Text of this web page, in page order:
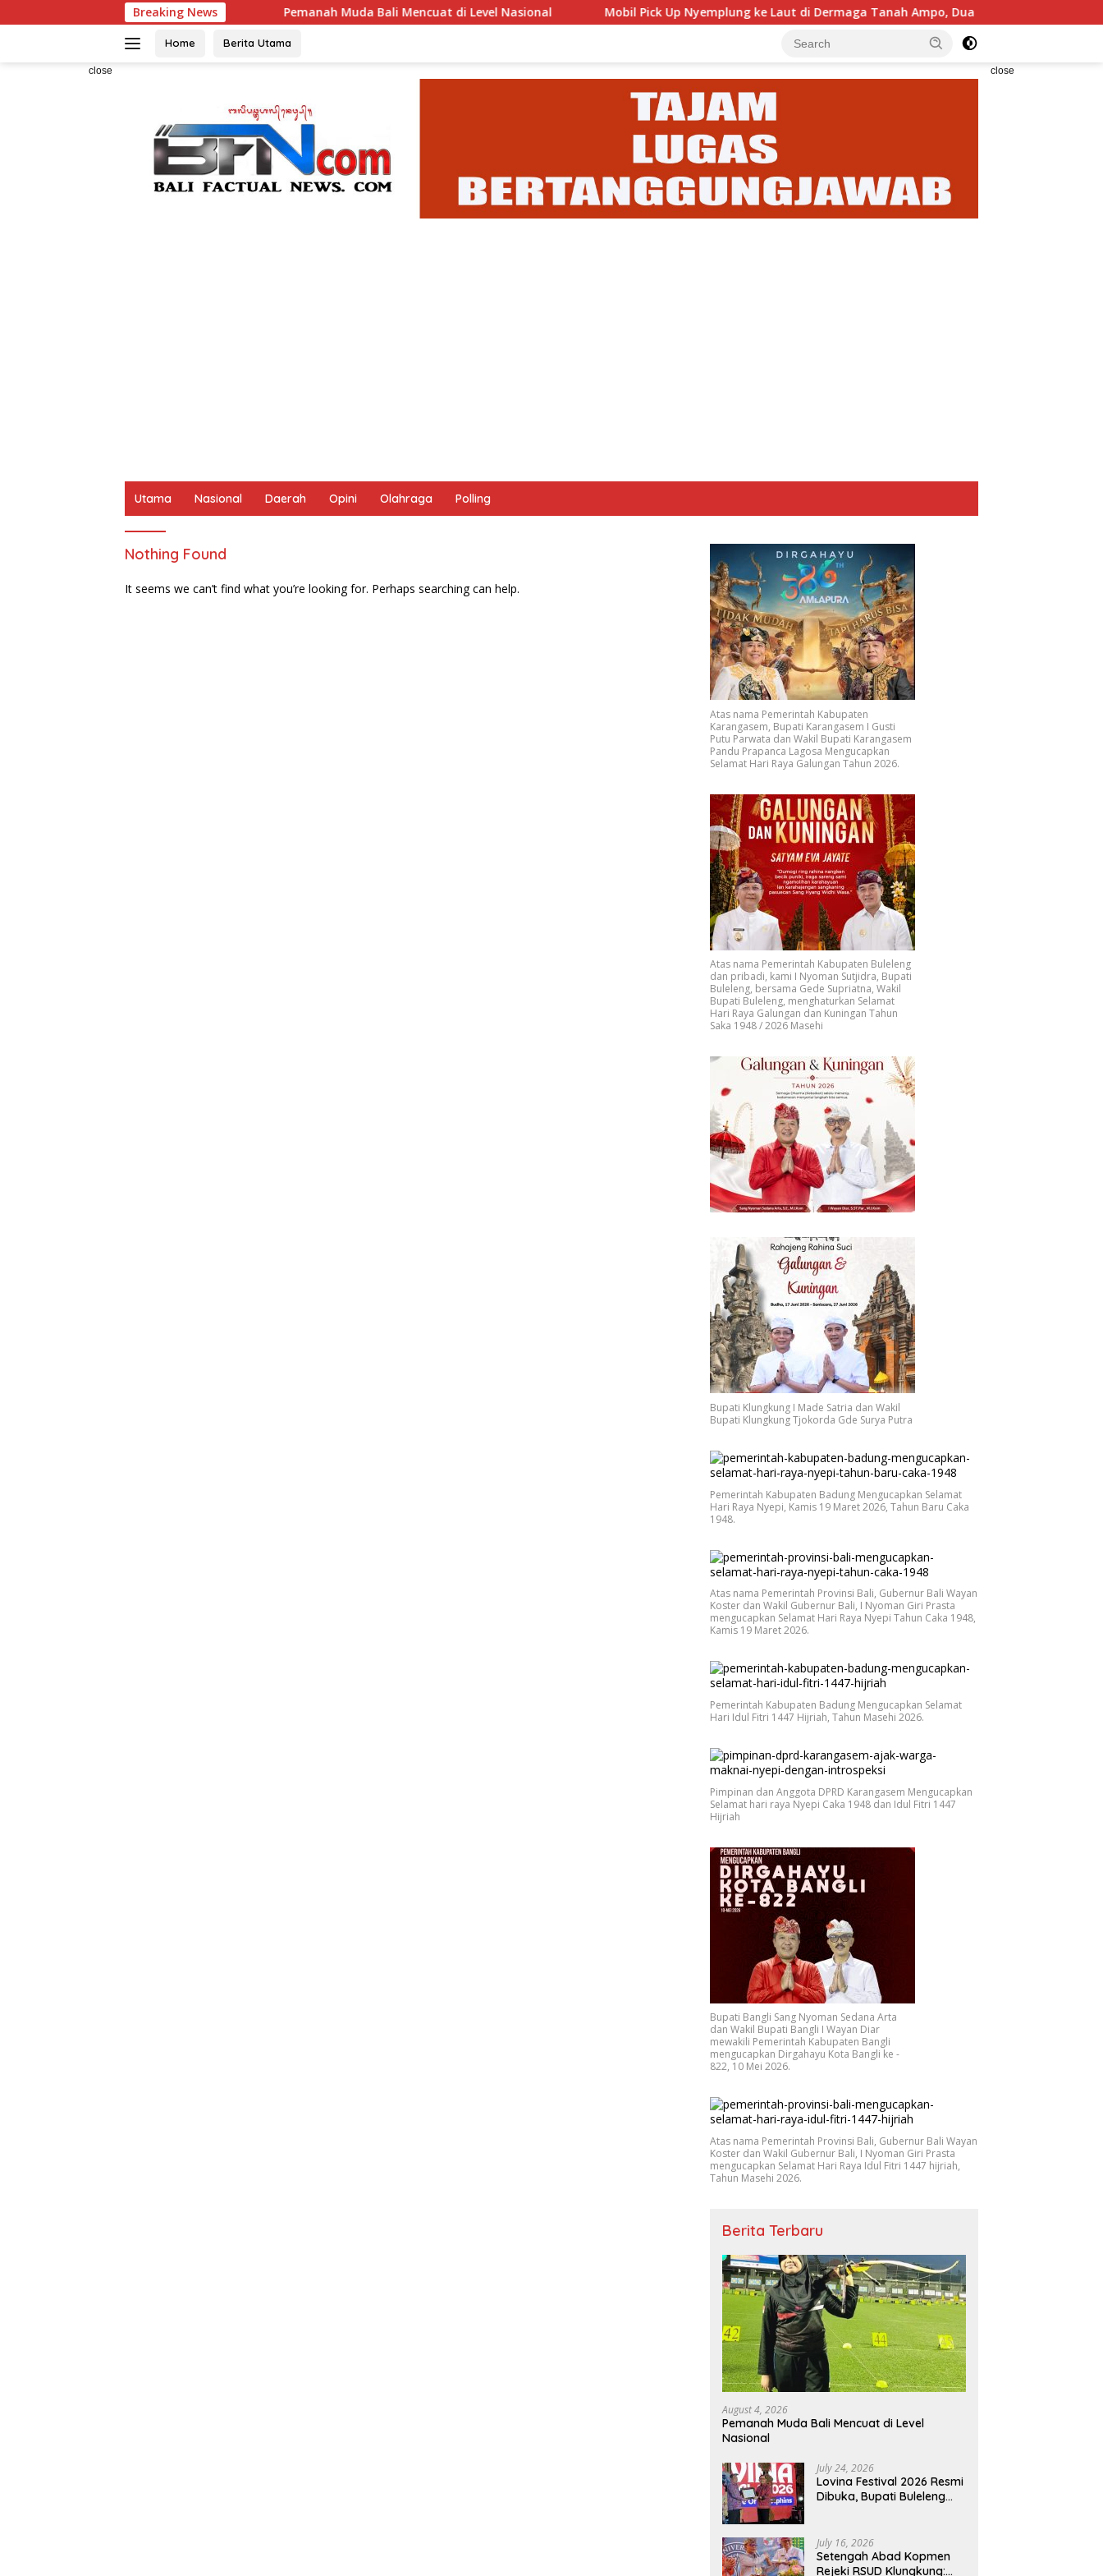
to
Breaking News
Pemanah Muda Bali Mencuat di Level Nasional Mobil Pick Up Nyemplung ke Laut di Dermaga Tanah Ampo, Dua Orang Alami Luka Serius
Home Berita Utama
close close
Utama Nasional Daerah Opini Olahraga Polling
Nothing Found
It seems we can’t find what you’re looking for. Perhaps searching can help.
Atas nama Pemerintah Kabupaten
Karangasem, Bupati Karangasem I Gusti
Putu Parwata dan Wakil Bupati Karangasem
Pandu Prapanca Lagosa Mengucapkan
Selamat Hari Raya Galungan Tahun 2026.
Atas nama Pemerintah Kabupaten Buleleng
dan pribadi, kami I Nyoman Sutjidra, Bupati
Buleleng, bersama Gede Supriatna, Wakil
Bupati Buleleng, menghaturkan Selamat
Hari Raya Galungan dan Kuningan Tahun
Saka 1948 / 2026 Masehi
Bupati Klungkung I Made Satria dan Wakil
Bupati Klungkung Tjokorda Gde Surya Putra
Pemerintah Kabupaten Badung Mengucapkan Selamat
Hari Raya Nyepi, Kamis 19 Maret 2026, Tahun Baru Caka
1948.
Atas nama Pemerintah Provinsi Bali, Gubernur Bali Wayan
Koster dan Wakil Gubernur Bali, I Nyoman Giri Prasta
mengucapkan Selamat Hari Raya Nyepi Tahun Caka 1948,
Kamis 19 Maret 2026.
Pemerintah Kabupaten Badung Mengucapkan Selamat
Hari Idul Fitri 1447 Hijriah, Tahun Masehi 2026.
Pimpinan dan Anggota DPRD Karangasem Mengucapkan
Selamat hari raya Nyepi Caka 1948 dan Idul Fitri 1447
Hijriah
Bupati Bangli Sang Nyoman Sedana Arta
dan Wakil Bupati Bangli I Wayan Diar
mewakili Pemerintah Kabupaten Bangli
mengucapkan Dirgahayu Kota Bangli ke -
822, 10 Mei 2026.
Atas nama Pemerintah Provinsi Bali, Gubernur Bali Wayan
Koster dan Wakil Gubernur Bali, I Nyoman Giri Prasta
mengucapkan Selamat Hari Raya Idul Fitri 1447 hijriah,
Tahun Masehi 2026.
Berita Terbaru
August 4, 2026
Pemanah Muda Bali Mencuat di Level
Nasional
July 24, 2026
Lovina Festival 2026 Resmi
Dibuka, Bupati Buleleng
July 16, 2026
Setengah Abad Kopmen
Rejeki RSUD Klungkung: